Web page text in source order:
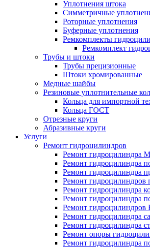
Уплотнения штока
Симметричные
Роторные уплотнения
Буферные уплотнения
Ремкомплекты
Ремкомплект
Трубы и штоки
Трубы прецизионные
Штоки хромированные
Медные шайбы
Резиновые уплотнительные
Кольца для импортной
Кольца ГОСТ
Отрезные круги
Абразивные круги
Услуги
Ремонт гидроцилиндров
Ремонт гидроцилиндра
Ремонт гидроцилиндра
Ремонт гидроцилиндра
Ремонт гидроцилиндров
Ремонт гидроцилиндра
Ремонт гидроцилиндра
Ремонт гидроцилиндров
Ремонт гидроцилиндра
Ремонт гидроцилиндра
Ремонт опоры
Ремонт гидроцилиндра